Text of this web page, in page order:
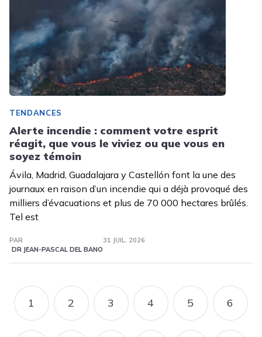
TENDANCES
Alerte incendie : comment votre esprit
réagit, que vous le viviez ou que vous en
soyez témoin
Ávila, Madrid, Guadalajara y Castellón font la une des
journaux en raison d’un incendie qui a déjà provoqué des
milliers d’évacuations et plus de 70 000 hectares brûlés.
Tel est
PAR
DR JEAN-PASCAL DEL BANO
31 JUIL. 2026
Pagination
PAGE
1 PAGE
2 PAGE
3 PAGE
4 PAGE
5 PAGE
6